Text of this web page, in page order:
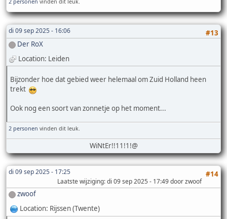
di 09 sep 2025 - 16:06
#13
Der RoX
Location: Leiden
Bijzonder hoe dat gebied weer helemaal om Zuid Holland heen
trekt
Ook nog een soort van zonnetje op het moment...
2 personen vinden dit leuk.
WiNtEr!!11!1!@
di 09 sep 2025 - 17:25 #14
Laatste wijziging: di 09 sep 2025 - 17:49 door zwoof
zwoof
Location: Rijssen (Twente)